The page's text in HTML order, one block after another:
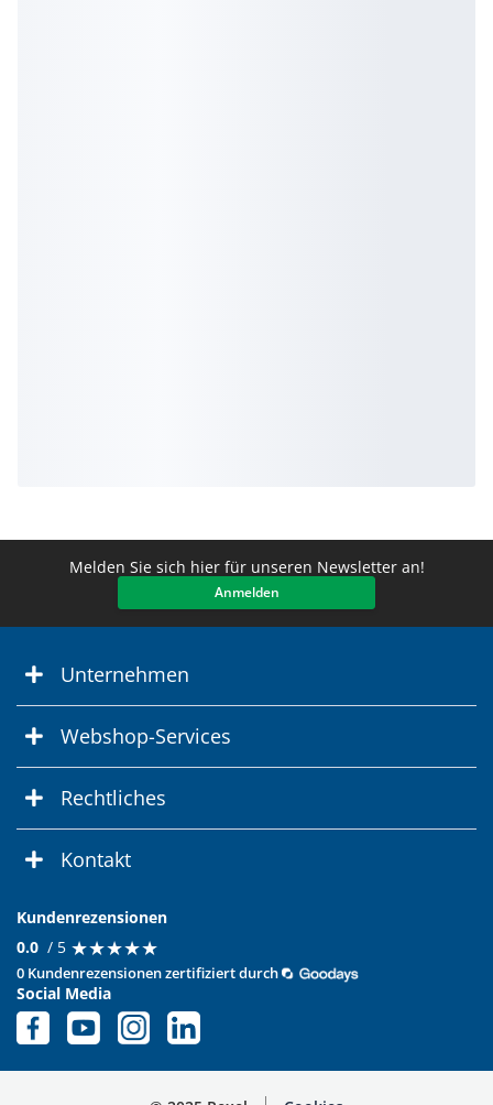
Melden Sie sich hier für unseren Newsletter an!
Anmelden
Unternehmen
Webshop-Services
Rechtliches
Kontakt
Kundenrezensionen
0.0 / 5 ★★★★★
★★★★★
0 Kundenrezensionen zertifiziert durch
Social Media